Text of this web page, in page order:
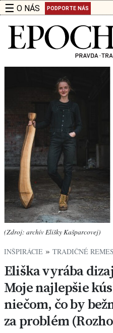
☰ O NÁS PODPORTE NÁS
(Zdroj: archív Elišky Kašparcovej)
INŠPIRÁCIE » TRADIČNÉ
Eliška vyrába
Moje najlepšie
niečom, čo by
za problém